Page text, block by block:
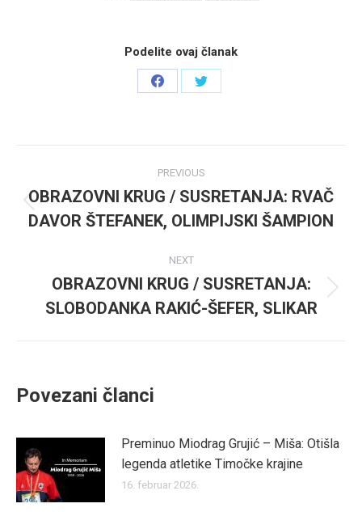
Podelite ovaj članak
Share
Share
navigation
PREVIOUS
post:
OBRAZOVNI KRUG / SUSRETANJA: RVAČ
DAVOR ŠTEFANEK, OLIMPIJSKI ŠAMPION
NEXT
Next
post:
OBRAZOVNI KRUG / SUSRETANJA:
SLOBODANKA RAKIĆ-ŠEFER, SLIKAR
Povezani članci
Preminuo Miodrag Grujić – Miša: Otišla
legenda atletike Timočke krajine
16. februar 2026.